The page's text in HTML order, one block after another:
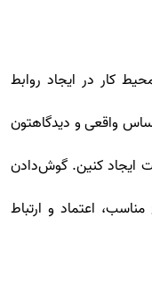
کار در ایجاد روابط
واقعی و دیدگاهتون
ایجاد کنین. گوش‌دادن
اعتماد و ارتباط